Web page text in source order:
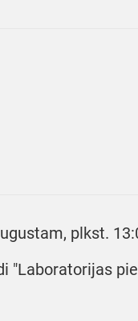
plkst.
"Laboratorijas